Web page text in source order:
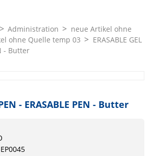
Administration
neue Artikel ohne
ohne Quelle temp 03
ERASABLE GEL
- Butter
- ERASABLE PEN - Butter